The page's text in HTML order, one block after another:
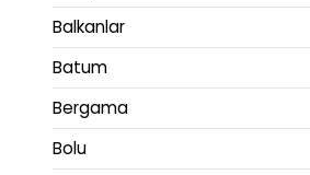
Balkanlar
Batum
Bergama
Bolu